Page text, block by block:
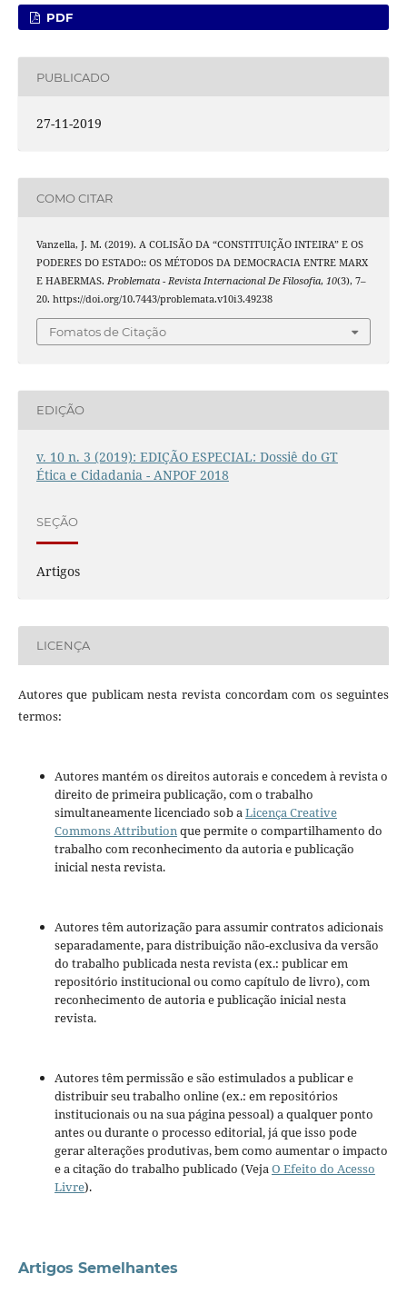
PDF
PUBLICADO
27-11-2019
COMO CITAR
Vanzella, J. M. (2019). A COLISÃO DA “CONSTITUIÇÃO INTEIRA” E OS
PODERES DO ESTADO:: OS MÉTODOS DA DEMOCRACIA ENTRE MARX
E HABERMAS. Problemata - Revista Internacional De Filosofia, 10(3), 7–
20. https://doi.org/10.7443/problemata.v10i3.49238
Fomatos de Citação
EDIÇÃO
v. 10 n. 3 (2019): EDIÇÃO ESPECIAL: Dossiê do GT
Ética e Cidadania - ANPOF 2018
SEÇÃO
Artigos
LICENÇA
Autores que publicam nesta revista concordam com os seguintes
termos:
Autores mantém os direitos autorais e concedem à revista o
direito de primeira publicação, com o trabalho
simultaneamente licenciado sob aLicença Creative
Commons Attributionque permite o compartilhamento do
trabalho com reconhecimento da autoria e publicação
inicial nesta revista.
Autores têm autorização para assumir contratos adicionais
separadamente, para distribuição não-exclusiva da versão
do trabalho publicada nesta revista (ex.: publicar em
repositório institucional ou como capítulo de livro), com
reconhecimento de autoria e publicação inicial nesta
revista.
Autores têm permissão e são estimulados a publicar e
distribuir seu trabalho online (ex.: em repositórios
institucionais ou na sua página pessoal) a qualquer ponto
antes ou durante o processo editorial, já que isso pode
gerar alterações produtivas, bem como aumentar o impacto
e a citação do trabalho publicado (VejaO Efeito do Acesso
Livre).
Artigos Semelhantes